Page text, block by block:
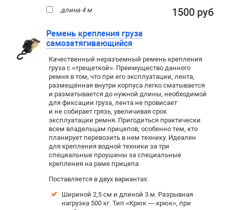
длина 4 м 1500 руб
Ремень крепления груза
самозатягивающийся
Качественный неразъемный ремень крепления
груза с «трещеткой». Преимущество данного
ремня в том, что при его эксплуатации, лента,
размещённая внутри корпуса легко сматывается
и разматывается до нужной длины, необходимой
для фиксации груза, лента не провисает
и не собирает грязь, увеличивая срок
эксплуатации ремня. Пригодиться практически
всем владельцам прицепов, особенно тем, кто
планирует перевозить в нем технику. Идеален
для крепления водной техники за три
специальные проушины за специальные
крепления на раме прицепа.
Поставляется в двух вариантах:
Шириной 2,5 см и длиной 3 м. Разрывная
нагрузка 500 кг. Тип «Крюк — крюк», при